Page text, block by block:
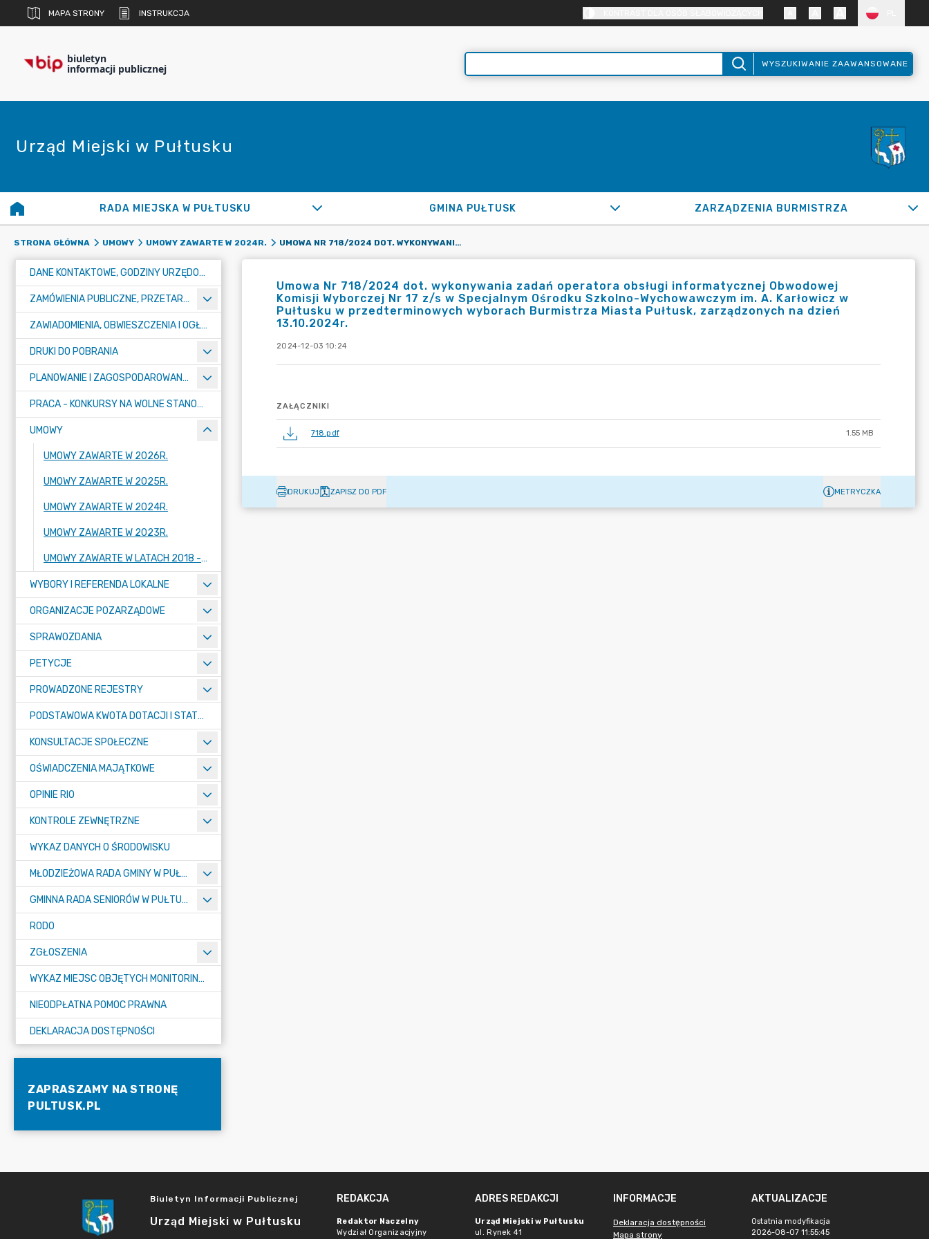
MAPA STRONY INSTRUKCJA
biuletyn
informacji publicznej WYSZUKIWANIE ZAAWANSOWANE
Urząd Miejski w Pułtusku
RADA MIEJSKA W PUŁTUSKU GMINA PUŁTUSK ZARZĄDZENIA BURMISTRZA
STRONA GŁÓWNA UMOWY UMOWY ZAWARTE W 2024R. UMOWA NR 718/2024 DOT. WYKONYWANIA ZADAŃ OPERATORA OBSŁUGI INFORMATYCZNEJ OBWODOWEJ KOMISJI WYBORCZEJ NR 17 Z/S W SPECJALNYM OŚRODKU SZKOLNO-WYCHOWAWCZYM IM. A. KARŁOWICZ W PUŁTUSKU W PRZEDTERMINOWYCH WYBORACH BURMISTRZA MIASTA PUŁTUSK, ZARZĄDZONYCH NA DZIEŃ 13.10.2024R.
DANE KONTAKTOWE, GODZINY URZĘDOWANIA I NUMER KONTA BANKOWEGO
ZAMÓWIENIA PUBLICZNE, PRZETARGI, KONKURSY
ZAWIADOMIENIA, OBWIESZCZENIA I OGŁOSZENIA
DRUKI DO POBRANIA
PLANOWANIE I ZAGOSPODAROWANIE PRZESTRZENNE
PRACA - KONKURSY NA WOLNE STANOWISKA
UMOWY
UMOWY ZAWARTE W 2026R.
UMOWY ZAWARTE W 2025R.
UMOWY ZAWARTE W 2024R.
UMOWY ZAWARTE W 2023R.
UMOWY ZAWARTE W LATACH 2018 - 2022
WYBORY I REFERENDA LOKALNE
ORGANIZACJE POZARZĄDOWE
SPRAWOZDANIA
PETYCJE
PROWADZONE REJESTRY
PODSTAWOWA KWOTA DOTACJI I STATYSTYCZNA LICZBA UCZNIÓW
KONSULTACJE SPOŁECZNE
OŚWIADCZENIA MAJĄTKOWE
OPINIE RIO
KONTROLE ZEWNĘTRZNE
WYKAZ DANYCH O ŚRODOWISKU
MŁODZIEŻOWA RADA GMINY W PUŁTUSKU
GMINNA RADA SENIORÓW W PUŁTUSKU
RODO
ZGŁOSZENIA
WYKAZ MIEJSC OBJĘTYCH MONITORINGIEM
NIEODPŁATNA POMOC PRAWNA
DEKLARACJA DOSTĘPNOŚCI
ZAPRASZAMY NA STRONĘ
PULTUSK.PL
Umowa Nr 718/2024 dot. wykonywania zadań operatora obsługi informatycznej Obwodowej
Komisji Wyborczej Nr 17 z/s w Specjalnym Ośrodku Szkolno-Wychowawczym im. A. Karłowicz w
Pułtusku w przedterminowych wyborach Burmistrza Miasta Pułtusk, zarządzonych na dzień
13.10.2024r.
2024-12-03 10:24
ZAŁĄCZNIKI
718.pdf 1.55 MB
DRUKUJ ZAPISZ DO PDF METRYCZKA
Biuletyn Informacji Publicznej
Urząd Miejski w Pułtusku
REDAKCJA
Redaktor Naczelny
Wydział Organizacjyjny
ADRES REDAKCJI
Urząd Miejski w Pułtusku
ul. Rynek 41
INFORMACJE
Deklaracja dostępności
Mapa strony
AKTUALIZACJE
Ostatnia modyfikacja
2026-08-07 11:55:45